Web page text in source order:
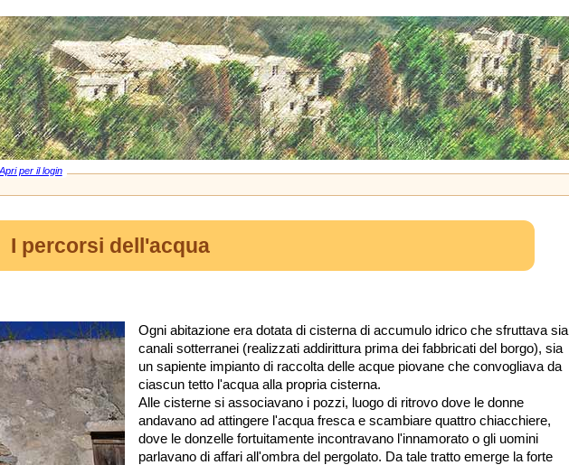
Apri per il login
I percorsi dell'acqua
Ogni abitazione era dotata di cisterna di accumulo idrico che sfruttava sia
canali sotterranei (realizzati addirittura prima dei fabbricati del borgo), sia
un sapiente impianto di raccolta delle acque piovane che convogliava da
ciascun tetto l'acqua alla propria cisterna.
Alle cisterne si associavano i pozzi, luogo di ritrovo dove le donne
andavano ad attingere l'acqua fresca e scambiare quattro chiacchiere,
dove le donzelle fortuitamente incontravano l'innamorato o gli uomini
parlavano di affari all'ombra del pergolato. Da tale tratto emerge la forte